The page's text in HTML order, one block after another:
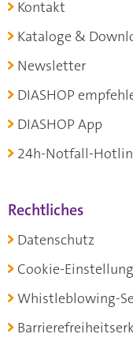
Kontakt
Kataloge &
Newsletter
DIASHOP
DIASHOP App
24h-Notfall-
Rechtliches
Datenschutz
Cookie-
Whistleblowing-